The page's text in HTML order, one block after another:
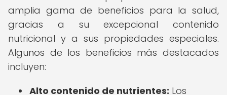
amplia gama de beneficios para la salud,
gracias a su excepcional contenido
nutricional y a sus propiedades especiales.
Algunos de los beneficios más destacados
incluyen:
Alto contenido de nutrientes: Los